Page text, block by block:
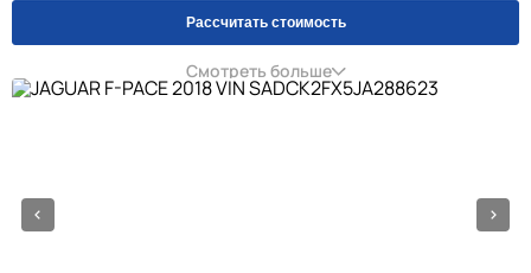
Рассчитать стоимость
Смотреть больше